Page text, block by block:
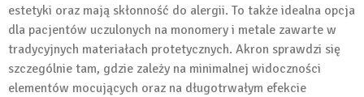
estetyki oraz mają skłonność do alergii. To także idealna opcja
dla pacjentów uczulonych na monomery i metale zawarte w
tradycyjnych materiałach protetycznych. Akron sprawdzi się
szczególnie tam, gdzie zależy na minimalnej widoczności
elementów mocujących oraz na długotrwałym efekcie